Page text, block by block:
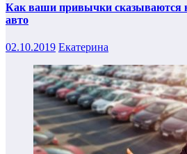
Как ваши привычки сказываются
авто
02.10.2019 Екатерина